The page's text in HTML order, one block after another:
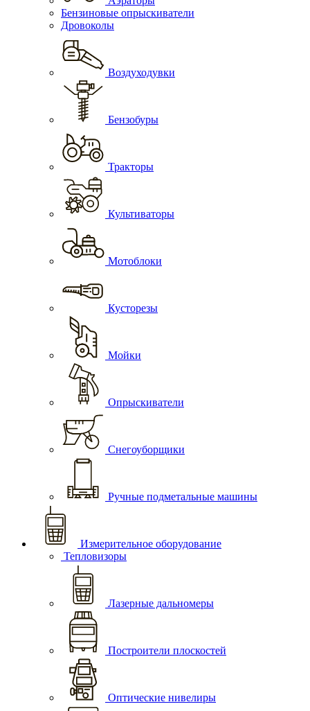
Бензиновые опрыскиватели
Дровоколы
Воздуходувки
Бензобуры
Тракторы
Культиваторы
Мотоблоки
Кусторезы
Мойки
Опрыскиватели
Снегоуборщики
Ручные подметальные машины
Измерительное оборудование
Тепловизоры
Лазерные дальномеры
Построители плоскостей
Оптические нивелиры